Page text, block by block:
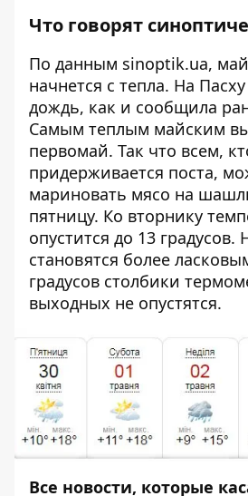
Что говорят
По данным sinoptik.ua,
начнется с тепла. На
дождь, как и сообщила
Самым теплым майским
первомай. Так что всем,
придерживается поста,
мариновать мясо на
пятницу. Ко вторнику
опустится до 13
становятся более
градусов столбики
выходных не опустятся.
Все новости, которые